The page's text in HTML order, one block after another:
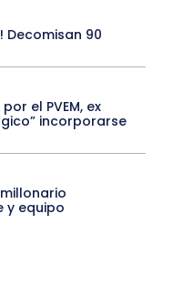
Decomisan 90
el PVEM, ex
incorporarse
y equipo